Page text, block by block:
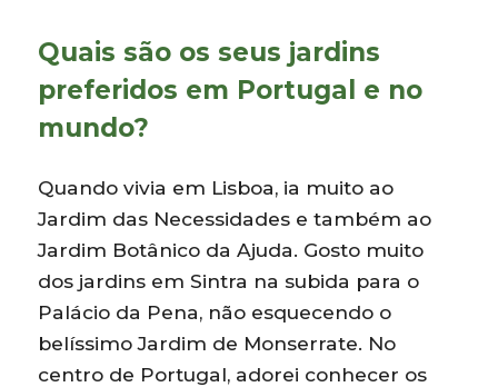
Quais são os seus jardins
preferidos em Portugal e no
mundo?
Quando vivia em Lisboa, ia muito ao
Jardim das Necessidades e também ao
Jardim Botânico da Ajuda. Gosto muito
dos jardins em Sintra na subida para o
Palácio da Pena, não esquecendo o
belíssimo Jardim de Monserrate. No
centro de Portugal, adorei conhecer os